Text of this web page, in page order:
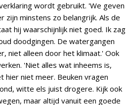
wordt gebruikt. 'We geven
zijn minstens zo belangrijk. Als de
hij waarschijnlijk niet goed. Ik zag
doodgingen. De watergangen
niet alleen door het klimaat.' Ook
'Niet alles wat inheems is,
hier niet meer. Beuken vragen
witte els juist drogere. Kijk ook
maar altijd vanuit een goede